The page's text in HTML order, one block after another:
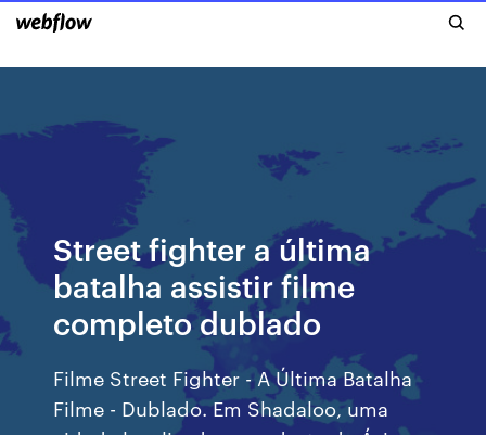
Street fighter a última
batalha assistir filme
completo dublado
Filme Street Fighter - A Última Batalha
Filme - Dublado. Em Shadaloo, uma